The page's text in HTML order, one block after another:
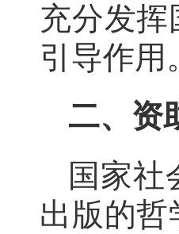
充分发
引导作用
二、资
国家社
出版的